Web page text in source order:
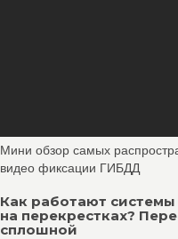
Мини обзор самых
видео фиксации ГИБДД
Как работают
на перекрестках?
сплошной